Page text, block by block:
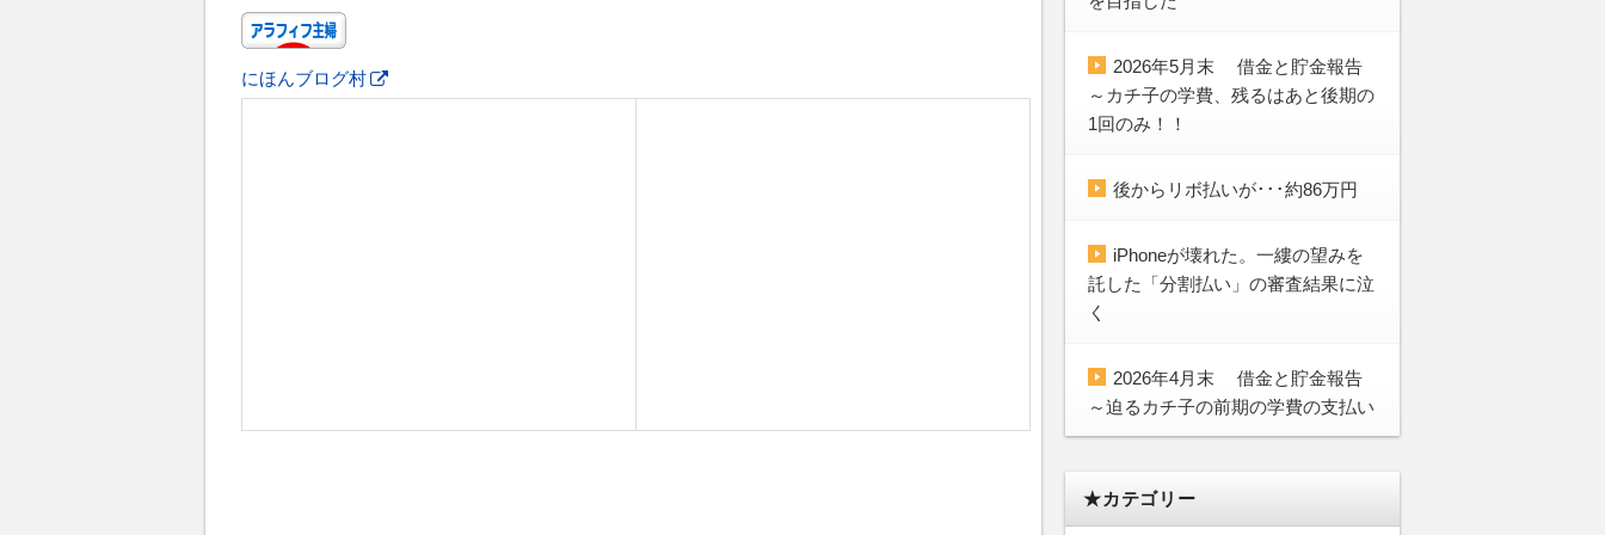
にほんブログ村
2026年5月末 借金と貯金報告
～カチ子の学費、残るはあと後期の
1回のみ！！
後からリボ払いが･･･約86万円
iPhoneが壊れた。一縷の望みを
託した「分割払い」の審査結果に泣
く
2026年4月末 借金と貯金報告
～迫るカチ子の前期の学費の支払い
★カテゴリー